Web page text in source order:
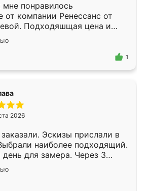
понравилось
от компании Ренессанс от
Подходяшщая цена и
изготовления. Приехавший
Владислав
моему эскизу самый
1
2026
Эскизы прислали в
наиболее подходящий.
день для замера. Через 3
была уже готова. Остались
Спасибо Ренессанс
работу!